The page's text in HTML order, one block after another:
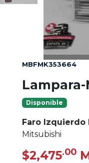
MBFMK353664
Disponible
Faro Izquierdo
Mitsubishi
$2,475.00